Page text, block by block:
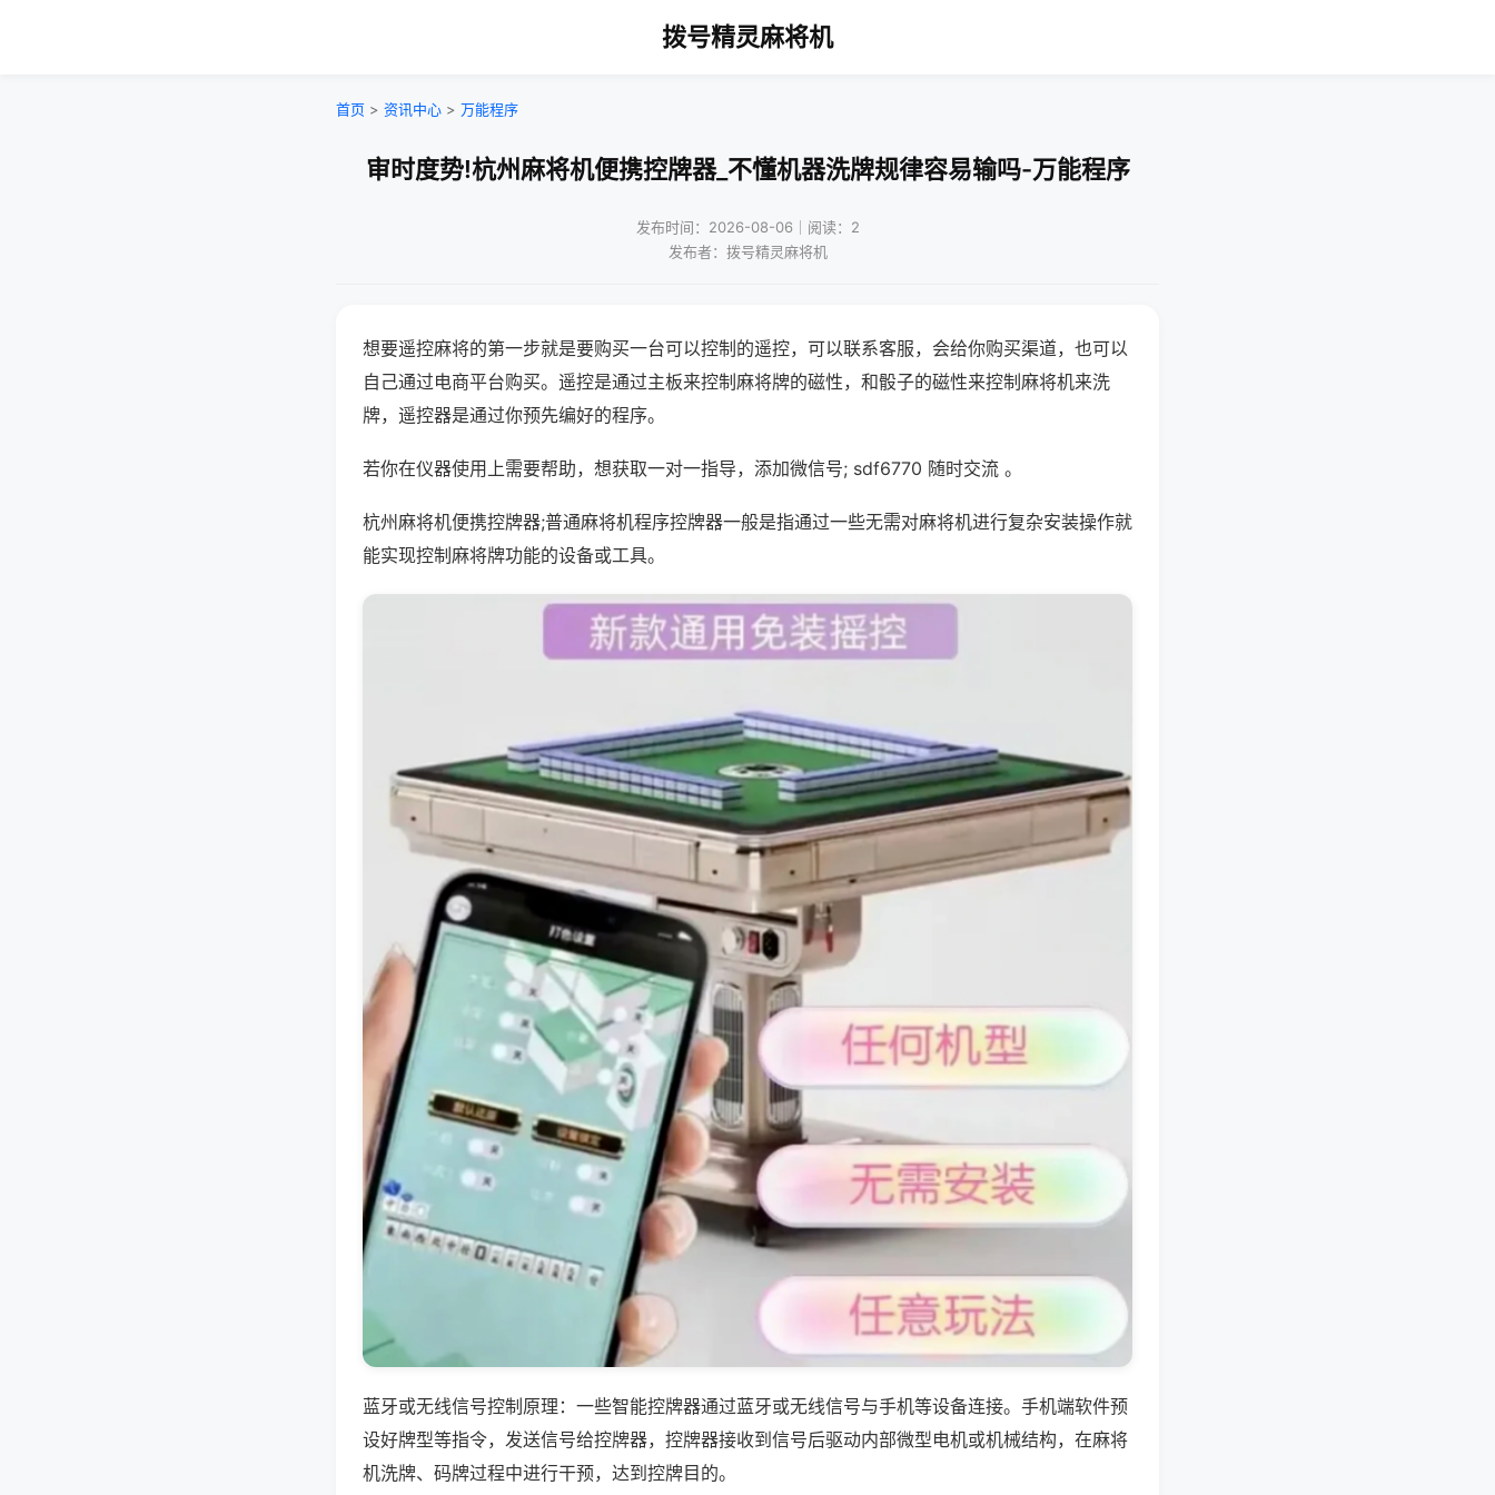
拨号精灵麻将机
首页 > 资讯中心 > 万能程序
审时度势!杭州麻将机便携控牌器_不懂机器洗牌规律容易输吗-万能程序
发布时间：2026-08-06｜阅读：2
发布者：拨号精灵麻将机
想要遥控麻将的第一步就是要购买一台可以控制的遥控，可以联系客服，会给你购买渠道，也可以
自己通过电商平台购买。遥控是通过主板来控制麻将牌的磁性，和骰子的磁性来控制麻将机来洗
牌，遥控器是通过你预先编好的程序。
若你在仪器使用上需要帮助，想获取一对一指导，添加微信号; sdf6770 随时交流 。
杭州麻将机便携控牌器;普通麻将机程序控牌器一般是指通过一些无需对麻将机进行复杂安装操作就
能实现控制麻将牌功能的设备或工具。
蓝牙或无线信号控制原理：一些智能控牌器通过蓝牙或无线信号与手机等设备连接。手机端软件预
设好牌型等指令，发送信号给控牌器，控牌器接收到信号后驱动内部微型电机或机械结构，在麻将
机洗牌、码牌过程中进行干预，达到控牌目的。